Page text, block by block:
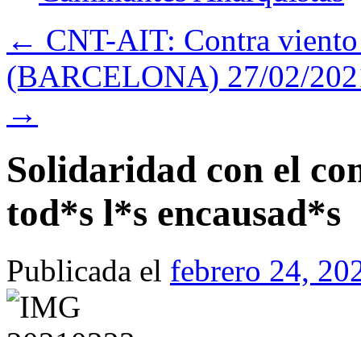
← CNT-AIT: Contra
(BARCELONA) 27/02/
→
Solidaridad con el
tod*s l*s encausad*s
Publicada el febrero 24,